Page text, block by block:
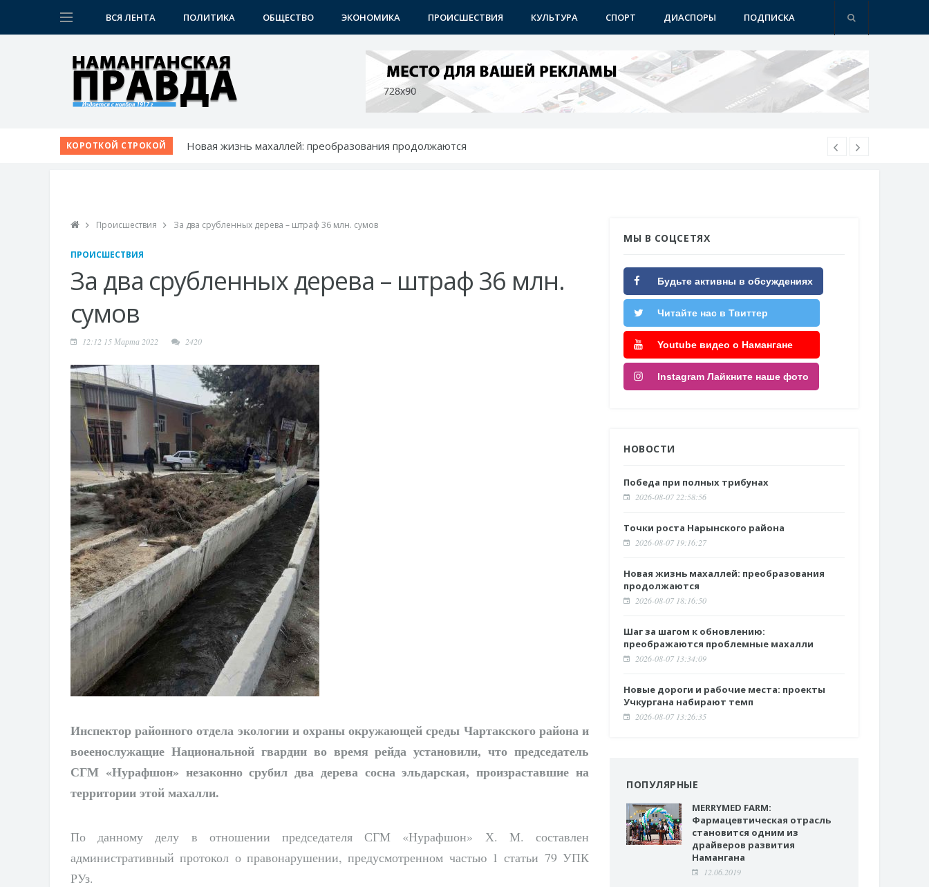
ВСЯ ЛЕНТА ПОЛИТИКА ОБЩЕСТВО ЭКОНОМИКА ПРОИСШЕСТВИЯ КУЛЬТУРА СПОРТ ДИАСПОРЫ ПОДПИСКА
КОРОТКОЙ СТРОКОЙ
Новая жизнь махаллей: преобразования продолжаются
Точки роста Нарынского района
Происшествия За два срубленных дерева – штраф 36 млн. сумов
ПРОИСШЕСТВИЯ
За два срубленных дерева – штраф 36 млн.
сумов
12:12 15 Марта 2022 2420
Инспектор районного отдела экологии и охраны окружающей среды Чартакского района и
воеенослужащие Национальной гвардии во время рейда установили, что председатель
СГМ «Нурафшон» незаконно срубил два дерева сосна эльдарская, произраставшие на
территории этой махалли.
По данному делу в отношении председателя СГМ «Нурафшон» Х. М. составлен
административный протокол о правонарушении, предусмотренном частью 1 статьи 79 УПК
РУз.
МЫ В СОЦСЕТЯХ
Будьте активны в обсуждениях
Читайте нас в Твиттер
Youtube видео о Намангане
Instagram Лайкните наше фото
НОВОСТИ
Победа при полных трибунах
2026-08-07 22:58:56
Точки роста Нарынского района
2026-08-07 19:16:27
Новая жизнь махаллей: преобразования
продолжаются
2026-08-07 18:16:50
Шаг за шагом к обновлению:
преображаются проблемные махалли
2026-08-07 13:34:09
Новые дороги и рабочие места: проекты
Учкургана набирают темп
2026-08-07 13:26:35
ПОПУЛЯРНЫЕ
MERRYMED FARM:
Фармацевтическая отрасль
становится одним из
драйверов развития
Намангана
12.06.2019